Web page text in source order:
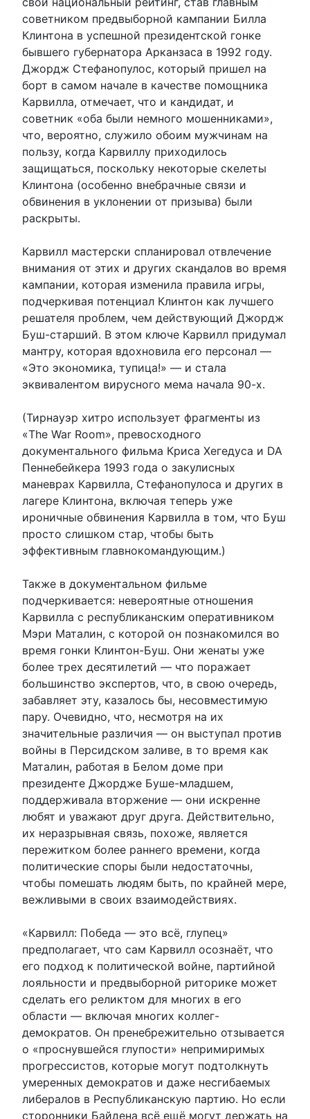
советником предвыборной кампании Билла
Клинтона в успешной президентской гонке
бывшего губернатора Арканзаса в 1992 году.
Джордж Стефанопулос, который пришел на
борт в самом начале в качестве помощника
Карвилла, отмечает, что и кандидат, и
советник «оба были немного мошенниками»,
что, вероятно, служило обоим мужчинам на
пользу, когда Карвиллу приходилось
защищаться, поскольку некоторые скелеты
Клинтона (особенно внебрачные связи и
обвинения в уклонении от призыва) были
раскрыты.
Карвилл мастерски спланировал отвлечение
внимания от этих и других скандалов во время
кампании, которая изменила правила игры,
подчеркивая потенциал Клинтон как лучшего
решателя проблем, чем действующий Джордж
Буш-старший. В этом ключе Карвилл придумал
мантру, которая вдохновила его персонал —
«Это экономика, тупица!» — и стала
эквивалентом вирусного мема начала 90-х.
(Тирнауэр хитро использует фрагменты из
«The War Room», превосходного
документального фильма Криса Хегедуса и DA
Пеннебейкера 1993 года о закулисных
маневрах Карвилла, Стефанопулоса и других в
лагере Клинтона, включая теперь уже
ироничные обвинения Карвилла в том, что Буш
просто слишком стар, чтобы быть
эффективным главнокомандующим.)
Также в документальном фильме
подчеркивается: невероятные отношения
Карвилла с республиканским оперативником
Мэри Маталин, с которой он познакомился во
время гонки Клинтон-Буш. Они женаты уже
более трех десятилетий — что поражает
большинство экспертов, что, в свою очередь,
забавляет эту, казалось бы, несовместимую
пару. Очевидно, что, несмотря на их
значительные различия — он выступал против
войны в Персидском заливе, в то время как
Маталин, работая в Белом доме при
президенте Джордже Буше-младшем,
поддерживала вторжение — они искренне
любят и уважают друг друга. Действительно,
их неразрывная связь, похоже, является
пережитком более раннего времени, когда
политические споры были недостаточны,
чтобы помешать людям быть, по крайней мере,
вежливыми в своих взаимодействиях.
«Карвилл: Победа — это всё, глупец»
предполагает, что сам Карвилл осознаёт, что
его подход к политической войне, партийной
лояльности и предвыборной риторике может
сделать его реликтом для многих в его
области — включая многих коллег-
демократов. Он пренебрежительно отзывается
о «проснувшейся глупости» непримиримых
прогрессистов, которые могут подтолкнуть
умеренных демократов и даже несгибаемых
либералов в Республиканскую партию. Но если
сторонники Байдена всё ещё могут держать на